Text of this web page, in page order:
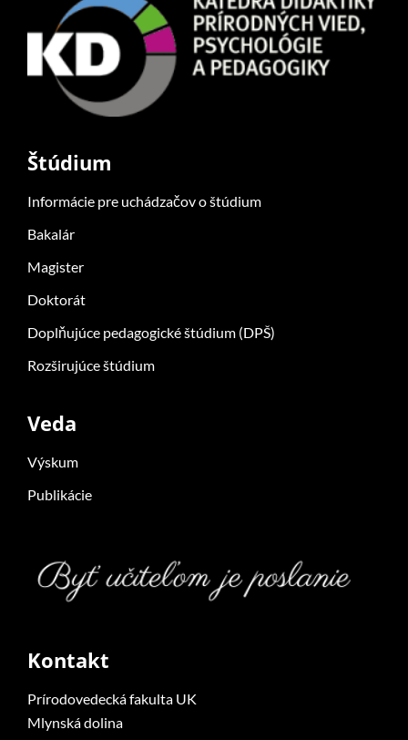
Štúdium
Informácie pre uchádzačov o štúdium
Bakalár
Magister
Doktorát
Doplňujúce pedagogické štúdium (DPŠ)
Rozširujúce štúdium
Veda
Výskum
Publikácie
Kontakt
Prírodovedecká fakulta UK
Mlynská dolina